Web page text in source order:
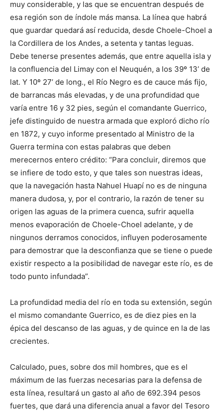
muy considerable, y las que se encuentran después de
esa región son de índole más mansa. La línea que habrá
que guardar quedará así reducida, desde Choele-Choel a
la Cordillera de los Andes, a setenta y tantas leguas.
Debe tenerse presentes además, que entre aquella isla y
la confluencia del Limay con el Neuquén, a los 39º 13’ de
lat. Y 10º 27’ de long., el Río Negro es de cauce más fijo,
de barrancas más elevadas, y de una profundidad que
varía entre 16 y 32 pies, según el comandante Guerrico,
jefe distinguido de nuestra armada que exploró dicho río
en 1872, y cuyo informe presentado al Ministro de la
Guerra termina con estas palabras que deben
merecernos entero crédito: “Para concluir, diremos que
se infiere de todo esto, y que tales son nuestras ideas,
que la navegación hasta Nahuel Huapí no es de ninguna
manera dudosa, y, por el contrario, la razón de tener su
origen las aguas de la primera cuenca, sufrir aquella
menos evaporación de Choele-Choel adelante, y de
ningunos derramos conocidos, influyen poderosamente
para demostrar que la desconfianza que se tiene o puede
existir respecto a la posibilidad de navegar este río, es de
todo punto infundada”.
La profundidad media del río en toda su extensión, según
el mismo comandante Guerrico, es de diez pies en la
épica del descanso de las aguas, y de quince en la de las
crecientes.
Calculado, pues, sobre dos mil hombres, que es el
máximum de las fuerzas necesarias para la defensa de
esta línea, resultará un gasto al año de 692.394 pesos
fuertes, que dará una diferencia anual a favor del Tesoro